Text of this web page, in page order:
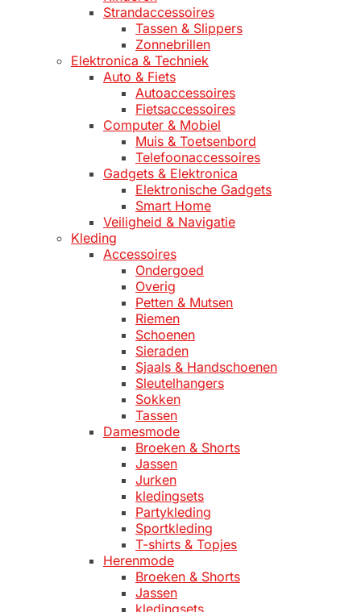
Strandaccessoires
Tassen & Slippers
Zonnebrillen
Elektronica & Techniek
Auto & Fiets
Autoaccessoires
Fietsaccessoires
Computer & Mobiel
Muis & Toetsenbord
Telefoonaccessoires
Gadgets & Elektronica
Elektronische Gadgets
Smart Home
Veiligheid & Navigatie
Kleding
Accessoires
Ondergoed
Overig
Petten & Mutsen
Riemen
Schoenen
Sieraden
Sjaals & Handschoenen
Sleutelhangers
Sokken
Tassen
Damesmode
Broeken & Shorts
Jassen
Jurken
kledingsets
Partykleding
Sportkleding
T-shirts & Topjes
Herenmode
Broeken & Shorts
Jassen
kledingsets